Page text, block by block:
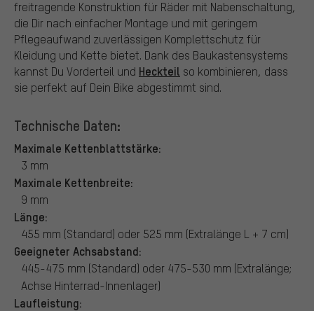
freitragende Konstruktion für Räder mit Nabenschaltung,
die Dir nach einfacher Montage und mit geringem
Pflegeaufwand zuverlässigen Komplettschutz für
Kleidung und Kette bietet. Dank des Baukastensystems
kannst Du Vorderteil und Heckteil so kombinieren, dass
sie perfekt auf Dein Bike abgestimmt sind.
Technische Daten:
Maximale Kettenblattstärke:
3 mm
Maximale Kettenbreite:
9 mm
Länge:
455 mm (Standard) oder 525 mm (Extralänge L + 7 cm)
Geeigneter Achsabstand:
445-475 mm (Standard) oder 475-530 mm (Extralänge;
Achse Hinterrad-Innenlager)
Laufleistung: